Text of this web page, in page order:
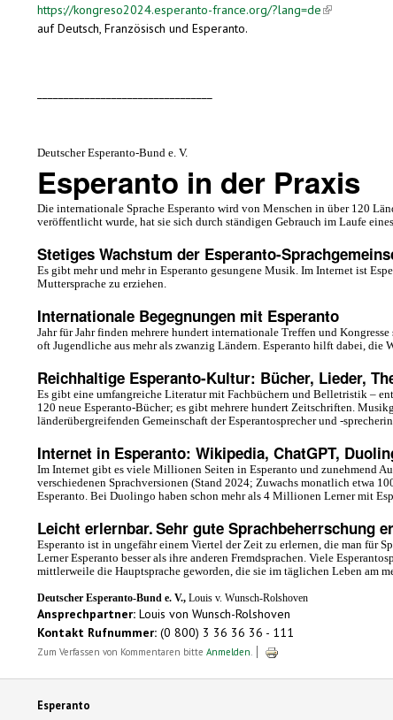
https://kongreso2024.esperanto-france.org/?lang=de(link is
auf Deutsch, Französisch und Esperanto.
Deutscher Esperanto-Bund e. V.
Esperanto in der Praxis
Die internationale Sprache Esperanto wird von Menschen in über 120
veröffentlicht wurde, hat sie sich durch ständigen Gebrauch im Laufe
Stetiges Wachstum der Esperanto-
Es gibt mehr und mehr in Esperanto gesungene Musik. Im Internet ist
Muttersprache zu erziehen.
Internationale Begegnungen mit Esperanto
Jahr für Jahr finden mehrere hundert internationale Treffen und
oft Jugendliche aus mehr als zwanzig Ländern. Esperanto hilft dabei, die
Reichhaltige Esperanto-Kultur: Bücher, Lieder,
Es gibt eine umfangreiche Literatur mit Fachbüchern und Belletristik –
120 neue Esperanto-Bücher; es gibt mehrere hundert Zeitschriften.
länderübergreifenden Gemeinschaft der Esperantosprecher und -
Internet in Esperanto: Wikipedia, ChatGPT,
Im Internet gibt es viele Millionen Seiten in Esperanto und zunehmend
verschiedenen Sprachversionen (Stand 2024; Zuwachs monatlich etwa
Esperanto. Bei Duolingo haben schon mehr als 4 Millionen Lerner mit
Leicht erlernbar.Sehr gute Sprachbeherrschung
Esperanto ist in ungefähr einem Viertel der Zeit zu erlernen, die man für
Lerner Esperanto besser als ihre anderen Fremdsprachen. Viele
mittlerweile die Hauptsprache geworden, die sie im täglichen Leben am
Deutscher Esperanto-Bund e. V., Louis v. Wunsch-Rolshoven
Ansprechpartner: Louis von Wunsch-Rolshoven
Kontakt Rufnummer: (0 800) 3 36 36 36 - 111
Zum Verfassen von Kommentaren bitte Anmelden.
Esperanto